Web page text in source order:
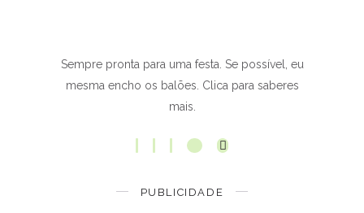
Sempre pronta para uma festa. Se possível, eu
mesma encho os balões. Clica para saberes
mais.
PUBLICIDADE